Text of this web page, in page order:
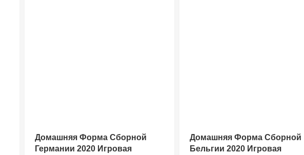
Домашняя Форма Сборной
Германии 2020 Игровая
Домашняя Форма Сборной
Бельгии 2020 Игровая